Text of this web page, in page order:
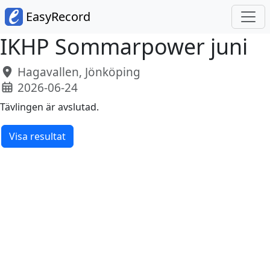
EasyRecord
IKHP Sommarpower juni
Hagavallen, Jönköping
2026-06-24
Tävlingen är avslutad.
Visa resultat